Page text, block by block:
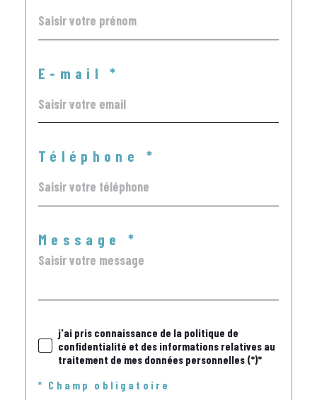
E-mail *
Téléphone *
Message *
j'ai pris connaissance de la politique de
confidentialité et des informations relatives au
traitement de mes données personnelles (*)*
* Champ obligatoire